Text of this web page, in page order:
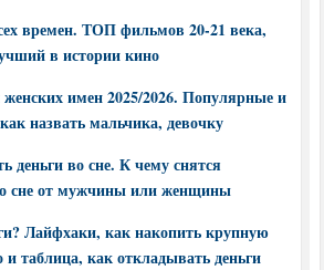
времен. ТОП фильмов 20-21 века,
в истории кино
имен 2025/2026. Популярные и
назвать мальчика, девочку
деньги во сне. К чему снятся
сне от мужчины или женщины
Лайфхаки, как накопить крупную
и таблица, как откладывать деньги